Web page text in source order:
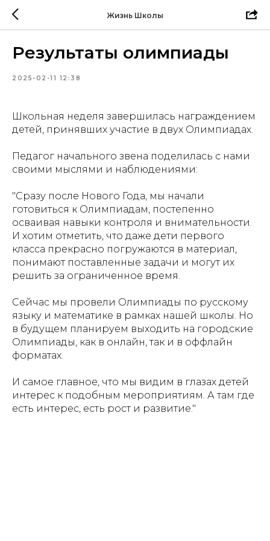
Жизнь Школы
Результаты олимпиады
2025-02-11 12:38
Школьная неделя завершилась награждением
детей, принявших участие в двух Олимпиадах.
Педагог начального звена поделилась с нами
своими мыслями и наблюдениями:
"Сразу после Нового Года, мы начали
готовиться к Олимпиадам, постепенно
осваивая навыки контроля и внимательности.
И хотим отметить, что даже дети первого
класса прекрасно погружаются в материал,
понимают поставленные задачи и могут их
решить за ограниченное время.
Сейчас мы провели Олимпиады по русскому
языку и математике в рамках нашей школы. Но
в будущем планируем выходить на городские
Олимпиады, как в онлайн, так и в оффлайн
форматах.
И самое главное, что мы видим в глазах детей
интерес к подобным мероприятиям. А там где
есть интерес, есть рост и развитие."